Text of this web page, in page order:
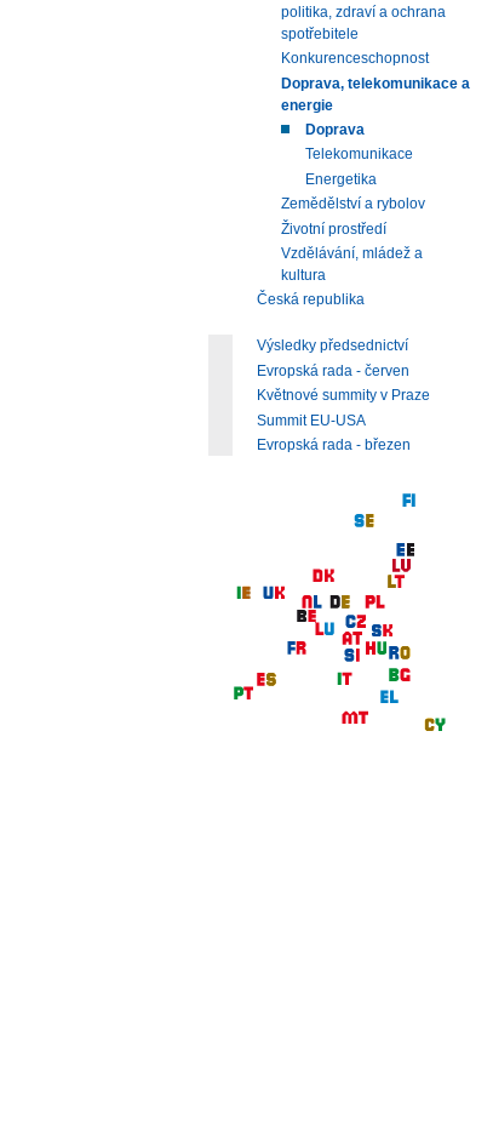
politika, zdraví a ochrana
spotřebitele
Konkurenceschopnost
Doprava, telekomunikace a
energie
Doprava
Telekomunikace
Energetika
Zemědělství a rybolov
Životní prostředí
Vzdělávání, mládež a
kultura
Česká republika
Výsledky předsednictví
Evropská rada - červen
Květnové summity v Praze
Summit EU-USA
Evropská rada - březen